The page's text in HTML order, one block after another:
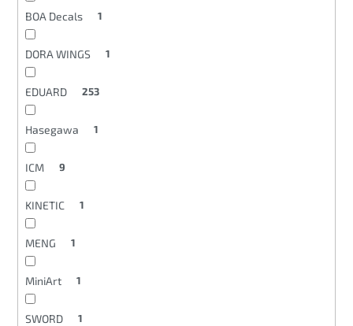
BOA Decals 1
DORA WINGS 1
EDUARD 253
Hasegawa 1
ICM 9
KINETIC 1
MENG 1
MiniArt 1
SWORD 1